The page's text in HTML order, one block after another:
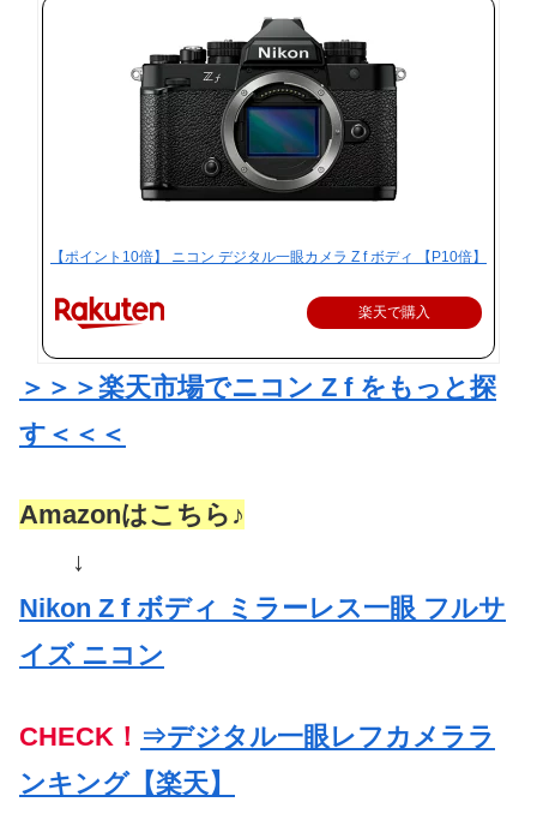
【ポイント10倍】 ニコン デジタル一眼カメラ Z f ボディ 【P10倍】
楽天で購入
＞＞＞楽天市場でニコン Z f をもっと探
す＜＜＜
Amazonはこちら♪
↓
Nikon Z f ボディ ミラーレス一眼 フルサ
イズ ニコン
CHECK！ ⇒デジタル一眼レフカメララ
ンキング【楽天】